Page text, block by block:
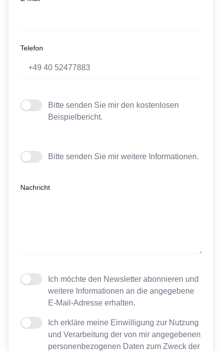
Telefon
Bitte senden Sie mir den kostenlosen
Beispielbericht.
Bitte senden Sie mir weitere Informationen.
Nachricht
Ich möchte den Newsletter abonnieren und
weitere Informationen an die angegebene
E-Mail-Adresse erhalten.
Ich erkläre meine Einwilligung zur Nutzung
und Verarbeitung der von mir angegebenen
personenbezogenen Daten zum Zweck der